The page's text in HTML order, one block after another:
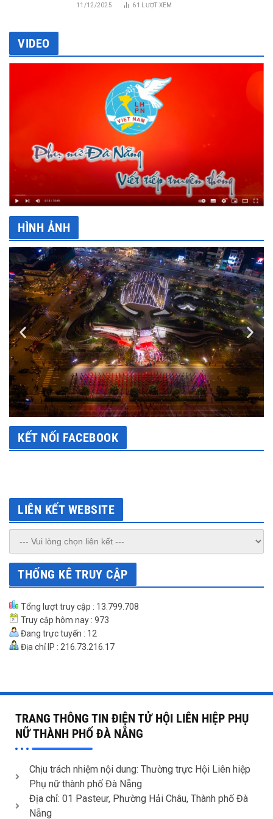
11/12/2025 61 LƯỢT XEM
VIDEO
HÌNH ẢNH
KẾT NỐI FACEBOOK
LIÊN KẾT WEBSITE
THỐNG KÊ TRUY CẬP
Tổng lượt truy cập : 13.799.708
Truy cập hôm nay : 973
Đang trực tuyến : 12
Địa chỉ IP : 216.73.216.17
TRANG THÔNG TIN ĐIỆN TỬ HỘI LIÊN HIỆP PHỤ
NỮ THÀNH PHỐ ĐÀ NẴNG
Chịu trách nhiệm nội dung: Thường trực Hội Liên hiệp
Phụ nữ thành phố Đà Nẵng
Địa chỉ: 01 Pasteur, Phường Hải Châu, Thành phố Đà
Nẵng